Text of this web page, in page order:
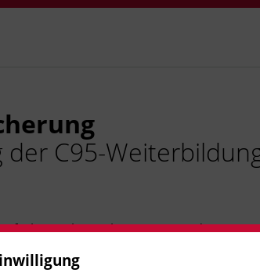
der C95-
fachgerechte Sicherung von Ladung. Sie
vor.